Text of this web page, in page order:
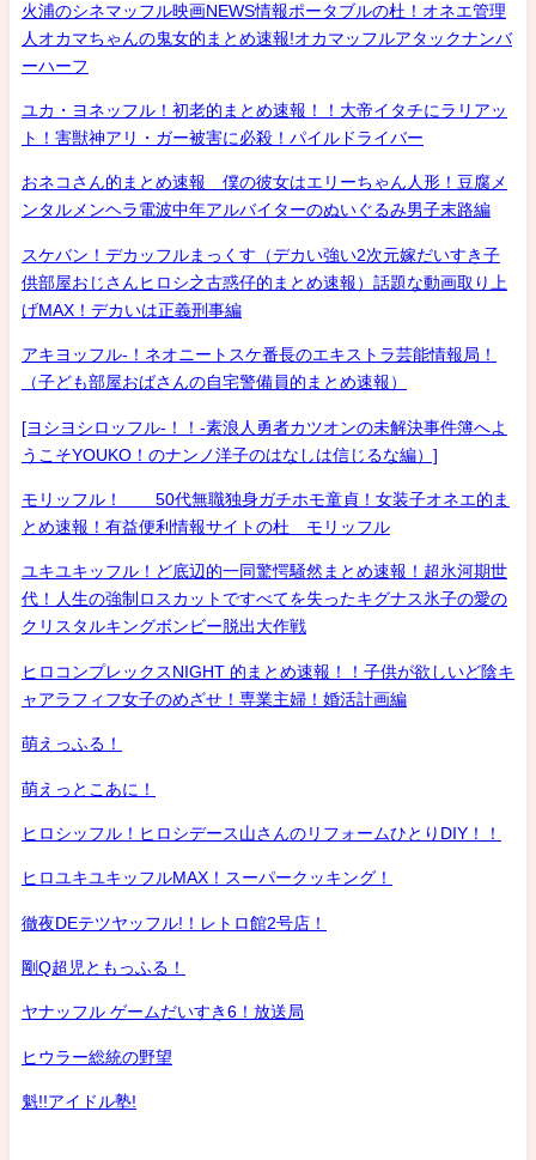
火浦のシネマッフル映画NEWS情報ポータブルの杜！オネエ管理
人オカマちゃんの鬼女的まとめ速報!オカマッフルアタックナンバ
ーハーフ
ユカ・ヨネッフル！初老的まとめ速報！！大帝イタチにラリアッ
ト！害獣神アリ・ガー被害に必殺！パイルドライバー
おネコさん的まとめ速報 僕の彼女はエリーちゃん人形！豆腐メ
ンタルメンヘラ電波中年アルバイターのぬいぐるみ男子末路編
スケバン！デカッフルまっくす（デカい強い2次元嫁だいすき子
供部屋おじさんヒロシ之古惑仔的まとめ速報）話題な動画取り上
げMAX！デカいは正義刑事編
アキヨッフル-！ネオニートスケ番長のエキストラ芸能情報局！
（子ども部屋おばさんの自宅警備員的まとめ速報）
[ヨシヨシロッフル-！！-素浪人勇者カツオンの未解決事件簿へよ
うこそYOUKO！のナンノ洋子のはなしは信じるな編）]
モリッフル！ 50代無職独身ガチホモ童貞！女装子オネエ的ま
とめ速報！有益便利情報サイトの杜 モリッフル
ユキユキッフル！ど底辺的一同驚愕騒然まとめ速報！超氷河期世
代！人生の強制ロスカットですべてを失ったキグナス氷子の愛の
クリスタルキングボンビー脱出大作戦
ヒロコンプレックスNIGHT 的まとめ速報！！子供が欲しいど陰キ
ャアラフィフ女子のめざせ！専業主婦！婚活計画編
萌えっふる！
萌えっとこあに！
ヒロシッフル！ヒロシデース山さんのリフォームひとりDIY！！
ヒロユキユキッフルMAX！スーパークッキング！
徹夜DEテツヤッフル!！レトロ館2号店！
剛Q超児ともっふる！
ヤナッフル ゲームだいすき6！放送局
ヒウラー総統の野望
魁!!アイドル塾!